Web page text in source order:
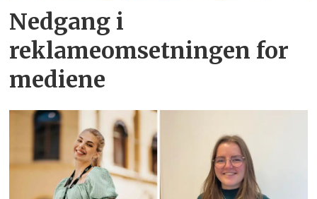
Nedgang i
reklameomsetningen for
mediene